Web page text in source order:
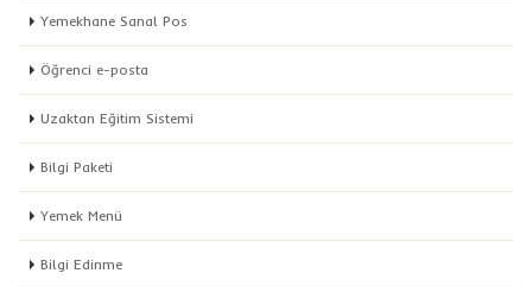
Yemekhane Sanal Pos
Öğrenci e-posta
Uzaktan Eğitim Sistemi
Bilgi Paketi
Yemek Menü
Bilgi Edinme